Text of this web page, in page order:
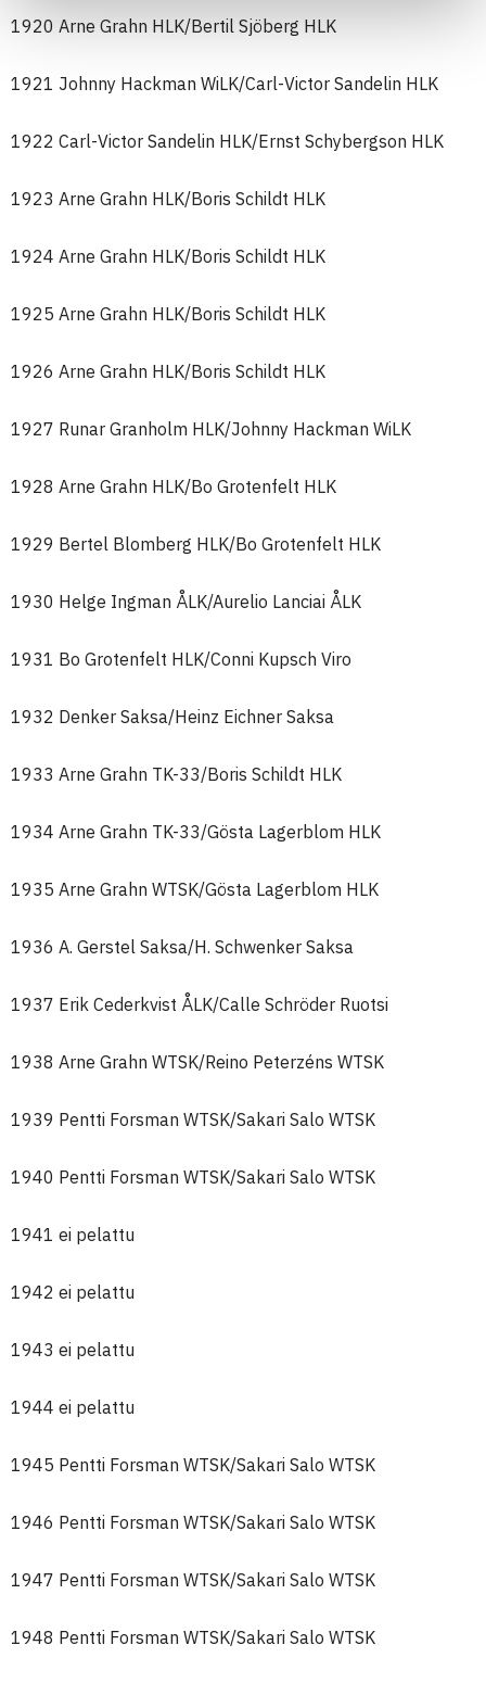
1920 Arne Grahn HLK/Bertil Sjöberg HLK
1921 Johnny Hackman WiLK/Carl-Victor Sandelin HLK
1922 Carl-Victor Sandelin HLK/Ernst Schybergson HLK
1923 Arne Grahn HLK/Boris Schildt HLK
1924 Arne Grahn HLK/Boris Schildt HLK
1925 Arne Grahn HLK/Boris Schildt HLK
1926 Arne Grahn HLK/Boris Schildt HLK
1927 Runar Granholm HLK/Johnny Hackman WiLK
1928 Arne Grahn HLK/Bo Grotenfelt HLK
1929 Bertel Blomberg HLK/Bo Grotenfelt HLK
1930 Helge Ingman ÅLK/Aurelio Lanciai ÅLK
1931 Bo Grotenfelt HLK/Conni Kupsch Viro
1932 Denker Saksa/Heinz Eichner Saksa
1933 Arne Grahn TK-33/Boris Schildt HLK
1934 Arne Grahn TK-33/Gösta Lagerblom HLK
1935 Arne Grahn WTSK/Gösta Lagerblom HLK
1936 A. Gerstel Saksa/H. Schwenker Saksa
1937 Erik Cederkvist ÅLK/Calle Schröder Ruotsi
1938 Arne Grahn WTSK/Reino Peterzéns WTSK
1939 Pentti Forsman WTSK/Sakari Salo WTSK
1940 Pentti Forsman WTSK/Sakari Salo WTSK
1941 ei pelattu
1942 ei pelattu
1943 ei pelattu
1944 ei pelattu
1945 Pentti Forsman WTSK/Sakari Salo WTSK
1946 Pentti Forsman WTSK/Sakari Salo WTSK
1947 Pentti Forsman WTSK/Sakari Salo WTSK
1948 Pentti Forsman WTSK/Sakari Salo WTSK